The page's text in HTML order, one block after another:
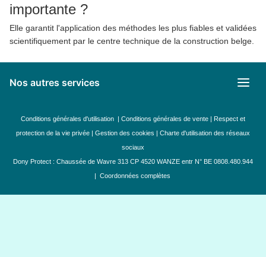
importante ?
Elle garantit l'application des méthodes les plus fiables et validées
scientifiquement par le centre technique de la construction belge.
Nos autres services
Conditions générales d'utilisation | Conditions générales de vente | Respect et
protection de la vie privée | Gestion des cookies | Charte d'utilisation des réseaux
sociaux
Dony Protect : Chaussée de Wavre 313 CP 4520 WANZE entr N° BE 0808.480.944
| Coordonnées complètes